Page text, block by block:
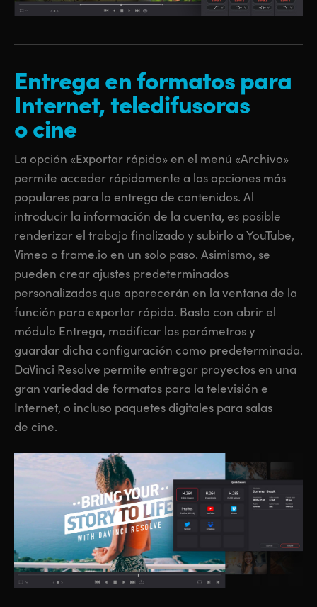
Entregaen formatospara
Internet,teledifusoras
o cine
La opción «Exportar rápido» en el menú «Archivo»
permite acceder rápidamente a las opciones más
populares para la entrega de contenidos. Al
introducir la información de la cuenta, es posible
renderizar el trabajo finalizado y subirlo a YouTube,
Vimeo o frame.io en un solo paso. Asimismo, se
pueden crear ajustes predeterminados
personalizados que aparecerán en la ventana de la
función para exportar rápido. Basta con abrirel
módulo Entrega, modificar los parámetros y
guardar dicha configuración como predeterminada.
DaVinci Resolve permite entregar proyectos en una
gran variedad de formatos para la televisión e
Internet, o incluso paquetes digitales para salas
de cine.